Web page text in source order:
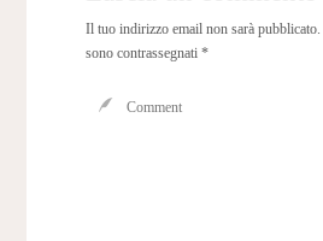
Il tuo indirizzo email non sarà pubblicato.
sono contrassegnati *